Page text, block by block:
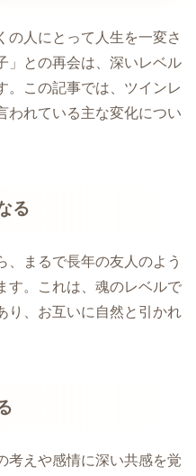
の人にとって人生を一変さ
」との再会は、深いレベル
。この記事では、ツインレ
われている主な変化につい
る
、まるで長年の友人のよう
す。これは、魂のレベルで
り、お互いに自然と引かれ
考えや感情に深い共感を覚